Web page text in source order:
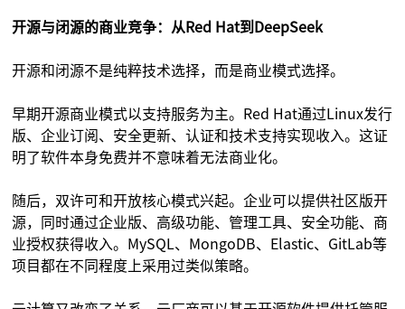
开源与闭源的商业竞争：从Red Hat到DeepSeek
开源和闭源不是纯粹技术选择，而是商业模式选择。
早期开源商业模式以支持服务为主。Red Hat通过Linux发行
版、企业订阅、安全更新、认证和技术支持实现收入。这证
明了软件本身免费并不意味着无法商业化。
随后，双许可和开放核心模式兴起。企业可以提供社区版开
源，同时通过企业版、高级功能、管理工具、安全功能、商
业授权获得收入。MySQL、MongoDB、Elastic、GitLab等
项目都在不同程度上采用过类似策略。